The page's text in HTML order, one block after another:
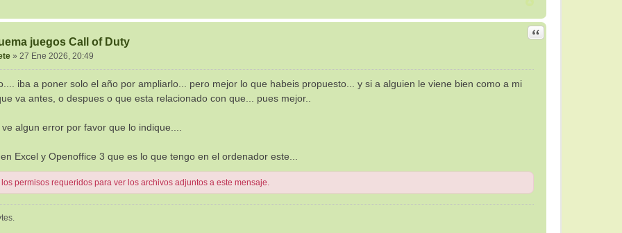
juegos Call of Duty
Citar
» 27 Ene 2026, 20:49
iba a poner solo el año por ampliarlo... pero mejor lo que habeis propuesto... y si a alguien le viene bien como a mi
va antes, o despues o que esta relacionado con que... pues mejor..
algun error por favor que lo indique....
Excel y Openoffice 3 que es lo que tengo en el ordenador este...
los permisos requeridos para ver los archivos adjuntos a este mensaje.